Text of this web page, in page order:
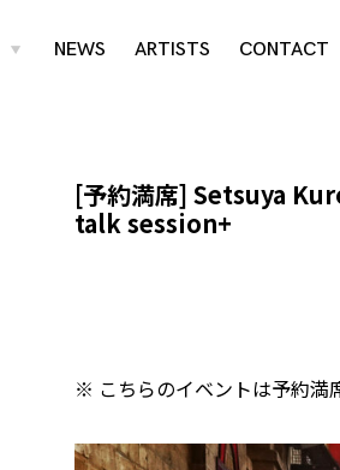
toggle
NEWS ARTISTS CONTACT
[予約満席] Setsuya
talk session+
※ こちらのイベントは予約満